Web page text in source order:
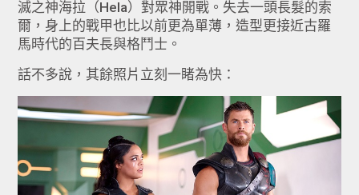
滅之神海拉（Hela）對眾神開戰。失去一頭長髮的索
爾，身上的戰甲也比以前更為單薄，造型更接近古羅
馬時代的百夫長與格鬥士。
話不多說，其餘照片立刻一睹為快：